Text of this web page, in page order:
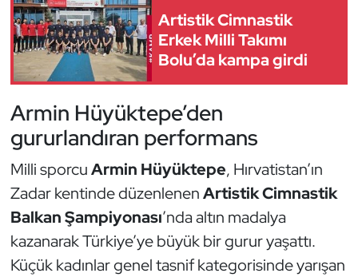
Artistik Cimnastik
Erkek Milli Takımı
Bolu’da kampa girdi
Armin Hüyüktepe’den
gururlandıran performans
Milli sporcuArmin Hüyüktepe, Hırvatistan’ın
Zadar kentinde düzenlenenArtistik Cimnastik
Balkan Şampiyonası’nda altın madalya
kazanarak Türkiye’ye büyük bir gurur yaşattı.
Küçük kadınlar genel tasnif kategorisinde yarışan
Dövüş Sanatı
E-Spor
Futbol
Futsal
Genel